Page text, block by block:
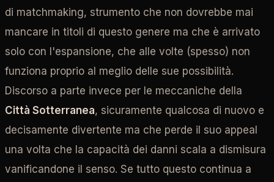
di matchmaking, strumento che non dovrebbe mai
mancare in titoli di questo genere ma che è arrivato
solo con l'espansione, che alle volte (spesso) non
funziona proprio al meglio delle sue possibilità.
Discorso a parte invece per le meccaniche della
Città Sotterranea, sicuramente qualcosa di nuovo e
decisamente divertente ma che perde il suo appeal
una volta che la capacità dei danni scala a dismisura
vanificandone il senso. Se tutto questo continua a